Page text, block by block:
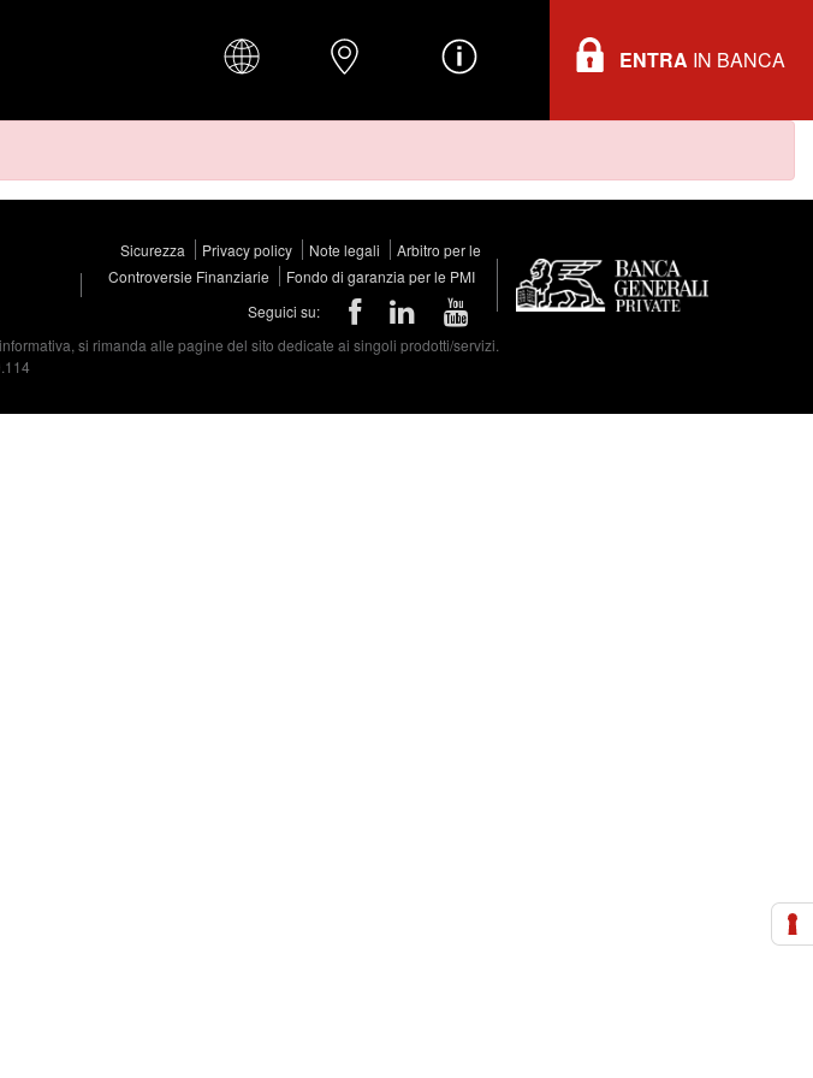
ENTRA IN BANCA
Sicurezza Privacy policy Note legali
Arbitro per le
Controversie Finanziarie
Fondo di garanzia per le PMI
Seguici su:
si rimanda alle pagine del sito dedicate ai singoli prodotti/servizi.